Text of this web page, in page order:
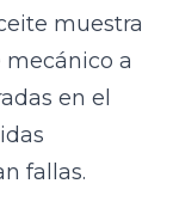
muestra
mecánico a
en el
fallas.